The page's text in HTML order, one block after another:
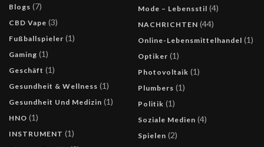
Blogs (7)
CBD Vape (3)
Fußballspieler (1)
Gaming (1)
Geschäft (1)
Gesundheit & Wellness (1)
Gesundheit Und Medizin (1)
HNO (1)
INSTRUMENT (1)
Mode – Lebensstil (4)
NACHRICHTEN (44)
Online-Lebensmittelhandel (1)
Optiker (1)
Photovoltaik (1)
Plumbers (1)
Politik (1)
Soziale Medien (4)
Spielen (2)